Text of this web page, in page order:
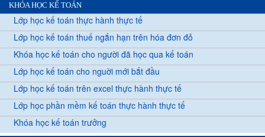
KHÓA HỌC KẾ TOÁN
Lớp học kế toán thực hành thực tế
Lớp học kế toán thuế ngắn hạn trên hóa đơn đỏ
Khóa học kế toán cho người đã học qua kế toán
Lớp học kế toán cho nguời mới bắt đầu
Lớp học kế toán trên excel thực hành thực tế
Lớp học phần mềm kế toán thực hành thực tế
Khóa học kế toán trưởng